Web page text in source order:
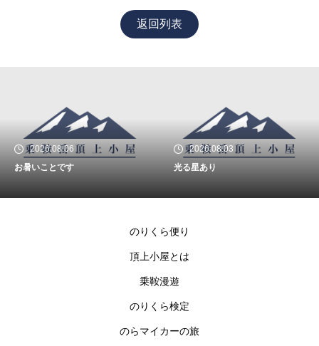
返回列表
2026.08.03
光る星あり
2026.07.18
クロユリが咲いています
のりくら便り
頂上小屋とは
乗鞍漫遊
のりくら検定
のらマイカーの旅